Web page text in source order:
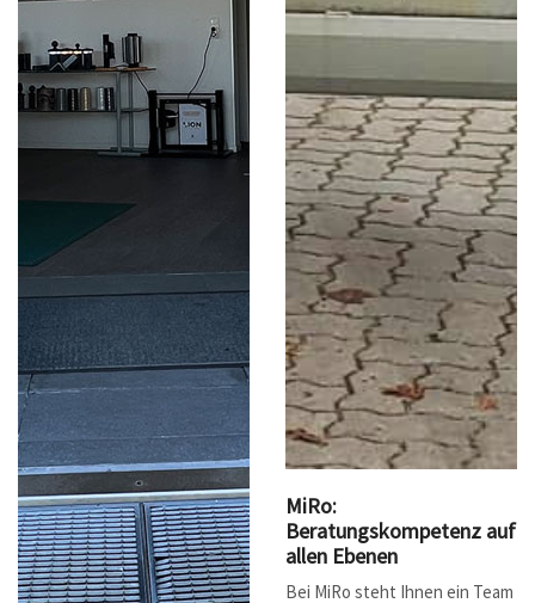
MiRo:
Beratungskompetenz auf
allen Ebenen
Bei MiRo steht Ihnen ein Team